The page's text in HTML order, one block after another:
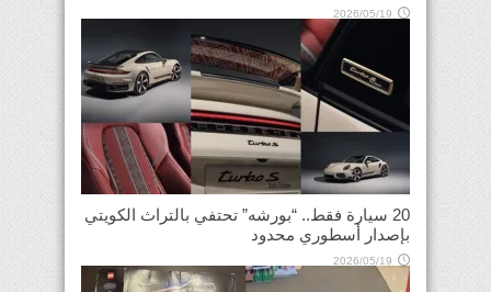
2026/05/19
20 سيارة فقط.. “بورشه” تحتفي بالتراث الكويتي
بإصدار أسطوري محدود
2026/05/19